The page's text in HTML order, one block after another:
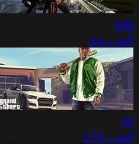
448
ألعاب قتل
36
ألعاب GTA